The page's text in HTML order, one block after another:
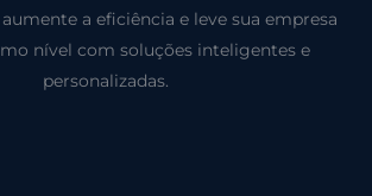
a eficiência e leve sua empresa
nível com soluções inteligentes e
personalizadas.